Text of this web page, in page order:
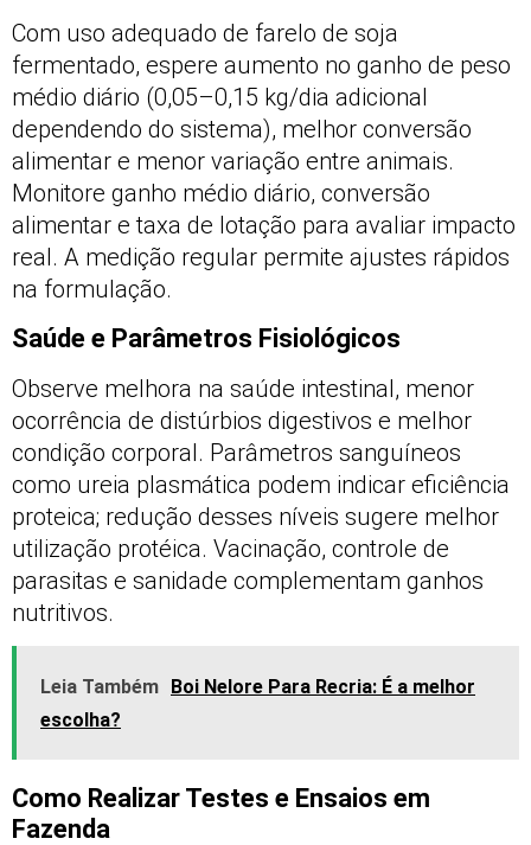
Com uso adequado de farelo de soja
fermentado, espere aumento no ganho de peso
médio diário (0,05–0,15 kg/dia adicional
dependendo do sistema), melhor conversão
alimentar e menor variação entre animais.
Monitore ganho médio diário, conversão
alimentar e taxa de lotação para avaliar impacto
real. A medição regular permite ajustes rápidos
na formulação.
Saúde e Parâmetros Fisiológicos
Observe melhora na saúde intestinal, menor
ocorrência de distúrbios digestivos e melhor
condição corporal. Parâmetros sanguíneos
como ureia plasmática podem indicar eficiência
proteica; redução desses níveis sugere melhor
utilização protéica. Vacinação, controle de
parasitas e sanidade complementam ganhos
nutritivos.
Leia Também Boi Nelore Para Recria: É a melhor
escolha?
Como Realizar Testes e Ensaios em
Fazenda